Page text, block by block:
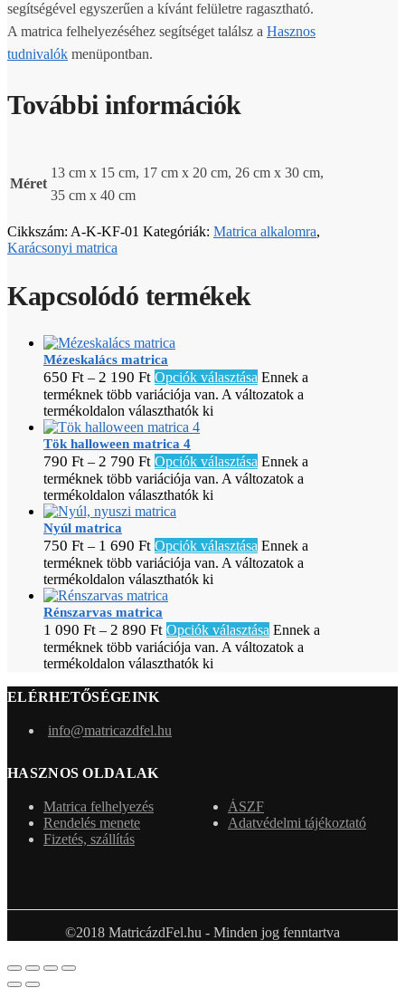
segítségével egyszerűen a kívánt felületre ragasztható.
A matrica felhelyezéséhez segítséget találsz a Hasznos
tudnivalók menüpontban.
További információk
Méret
13 cm x 15 cm, 17 cm x 20 cm, 26 cm x 30 cm,
35 cm x 40 cm
Cikkszám: A-K-KF-01 Kategóriák: Matrica alkalomra,
Karácsonyi matrica
Kapcsolódó termékek
Mézeskalács matrica
650 Ft – 2 190 Ft Opciók választása Ennek a
terméknek több variációja van. A változatok a
termékoldalon választhatók ki
Tök halloween matrica 4
790 Ft – 2 790 Ft Opciók választása Ennek a
terméknek több variációja van. A változatok a
termékoldalon választhatók ki
Nyúl matrica
750 Ft – 1 690 Ft Opciók választása Ennek a
terméknek több variációja van. A változatok a
termékoldalon választhatók ki
Rénszarvas matrica
1 090 Ft – 2 890 Ft Opciók választása Ennek a
terméknek több variációja van. A változatok a
termékoldalon választhatók ki
ELÉRHETŐSÉGEINK
info@matricazdfel.hu
HASZNOS OLDALAK
Matrica felhelyezés
Rendelés menete
Fizetés, szállítás
ÁSZF
Adatvédelmi tájékoztató
©2018 MatricázdFel.hu - Minden jog fenntartva